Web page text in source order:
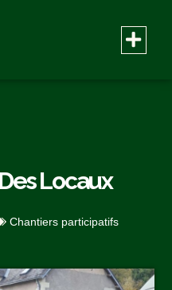
Locaux
Chantiers participatifs